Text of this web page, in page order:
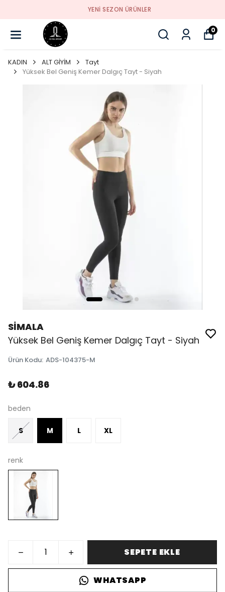
YENI SEZON ÜRÜNLER
0
KADIN ALT GİYİM
Tayt
Yüksek Bel Geniş Kemer Dalgıç Tayt - Siyah
SİMALA
Yüksek Bel Geniş Kemer Dalgıç Tayt - Siyah
Ürün Kodu: ADS-104375-M
₺ 604.86
beden
S M L XL
renk
SEPETE EKLE
WHATSAPP